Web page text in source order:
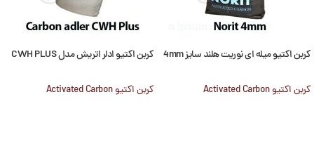
کربن اکتیو میله ای نوریت هلند سایز 4mm
کربن اکتیو Activated Carbon
کربن اکتیو ادلر اتریش مدل CWH PLUS
کربن اکتیو Activated Carbon